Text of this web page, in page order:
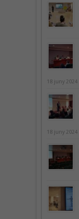
18 juny 2024
18 juny 2024